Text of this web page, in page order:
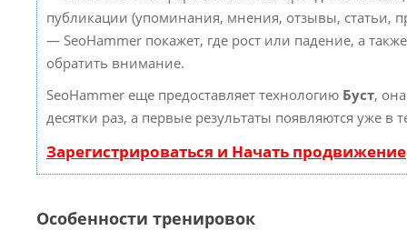
публикации (упоминания, мнения, отзывы, статьи,
— SeoHammer покажет, где рост или падение, а
обратить внимание.
SeoHammer еще предоставляет технологию Буст,
десятки раз, а первые результаты появляются уже в
Зарегистрироваться и Начать продвижение
Особенности тренировок